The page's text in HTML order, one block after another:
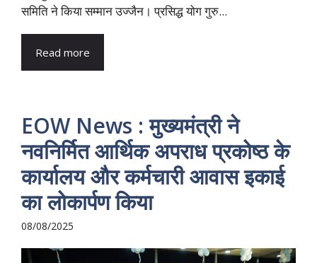
समिति ने किया सम्मान उज्जैन। प्रसिद्ध योग गुरु...
Read more
EOW News : मुख्यमंत्री ने
नवनिर्मित आर्थिक अपराध प्रकोष्ठ के
कार्यालय और कर्मचारी आवास इकाई
का लोकार्पण किया
08/08/2025